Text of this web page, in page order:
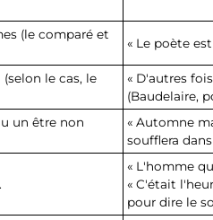
(le comparé et
« Le poète
le cas, le
« D'autres
(Baudelaire,
un être non
« Automne
soufflera
« L'homme
« C'était
pour dire le